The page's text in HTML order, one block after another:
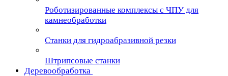
Роботизированные комплексы с ЧПУ для
камнеобработки
Станки для гидроабразивной резки
Штрипсовые станки
Деревообработка